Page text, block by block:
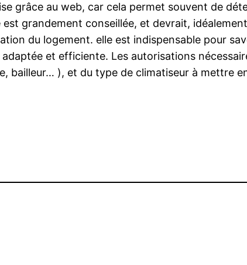
grâce au web, car cela permet souvent de
grandement conseillée, et devrait,
du logement. elle est indispensable pour
et efficiente. Les autorisations
bailleur… ), et du type de climatiseur à mettre